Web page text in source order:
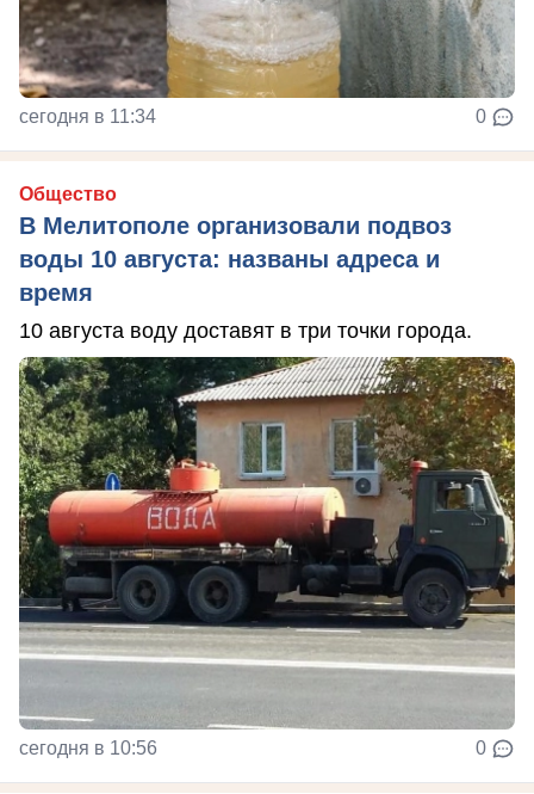
сегодня в 11:34 0
Общество
В Мелитополе организовали подвоз
воды 10 августа: названы адреса и
время
10 августа воду доставят в три точки города.
сегодня в 10:56 0